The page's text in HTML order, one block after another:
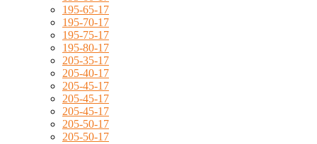
195-65-17
195-70-17
195-75-17
195-80-17
205-35-17
205-40-17
205-45-17
205-45-17
205-45-17
205-50-17
205-50-17